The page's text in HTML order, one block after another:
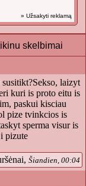
» Užsakyti reklamą
skelbimai
laizyt
kuri is proto eitu is
paskui kisciau
pize tvinkcios is
sperma visur is
pizute
Šiandien, 00:04